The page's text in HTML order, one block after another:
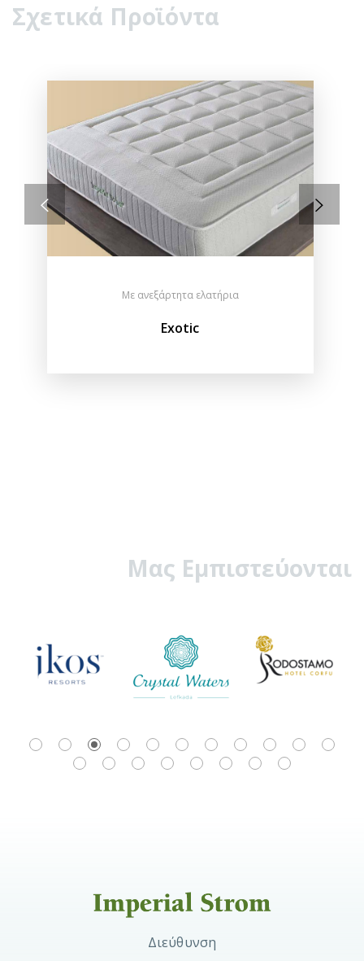
Σχετικά Προϊόντα
Με ανεξάρτητα ελατήρια
Exotic
Μας Εμπιστεύονται
Διεύθυνση